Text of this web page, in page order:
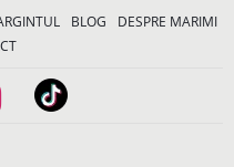
BLOG
DESPRE MARIMI